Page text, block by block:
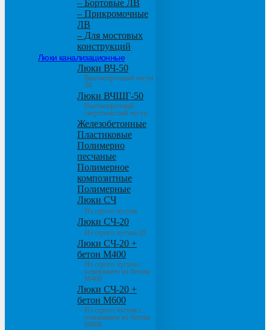
– Бортовые ЛВ
– Прикромочные
ЛВ
– Для мостовых
конструкций
Люки канализационные
Люки ВЧ-50
Высокопрочный чугун
50
Люки ВЧШГ-50
Высокопрочный
сверхтяжелый чугун
Железобетонные
Пластиковые
Полимерно
песчаные
Полимерное
композитные
Полимерные
Люки СЧ
Из серого чугуна
Люки СЧ-20
Из серого чугуна 20
Люки СЧ-20 +
бетон М400
Из серого чугуна с
основанием из бетона
М400
Люки СЧ-20 +
бетон М600
Из серого чугуна с
основанием из бетона
М600